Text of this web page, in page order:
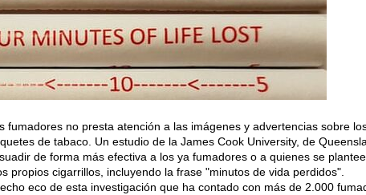
fumadores no presta atención a las imágenes y advertencias sobre
de tabaco. Un estudio de la James Cook University, de
de forma más efectiva a los ya fumadores o a quienes se
propios cigarrillos, incluyendo la frase "minutos de vida perdidos".
eco de esta investigación que ha contado con más de 2.000